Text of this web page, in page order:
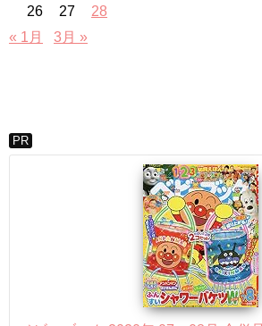
26 27
28
« 1月
3月 »
PR